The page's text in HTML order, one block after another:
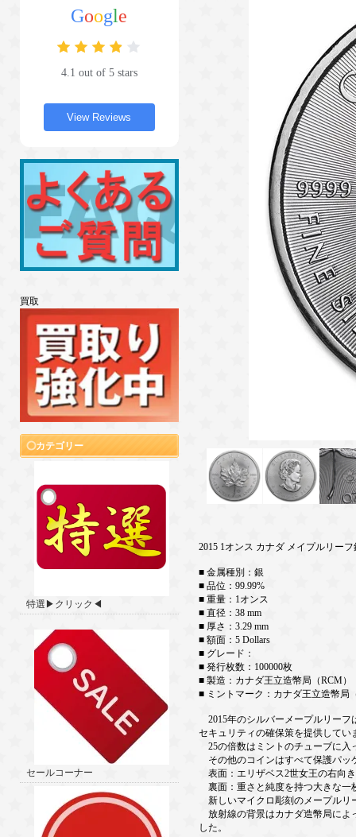
Google
4.1 out of 5 stars
View Reviews
買取
カテゴリー
特選▶クリック◀
セールコーナー
2015 1オンス カナダ メイプルリーフ
■ 金属種別：銀
■ 品位：99.99%
■ 重量：1オンス
■ 直径：38 mm
■ 厚さ：3.29 mm
■ 額面：5 Dollars
■ グレード：
■ 発行枚数：100000枚
■ 製造：カナダ王立造幣局（RCM）
■ ミントマーク：カナダ王立造幣局
2015年のシルバーメープルリーフ
セキュリティの確保策を提供してい
25の倍数はミントのチューブに入
その他のコインはすべて保護パッ
表面：エリザベス2世女王の右向
裏面：重さと純度を持つ大きな一
新しいマイクロ彫刻のメープルリ
放射線の背景はカナダ造幣局によ
した。